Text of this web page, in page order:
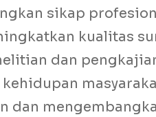
sikap
kualitas
dan
dan